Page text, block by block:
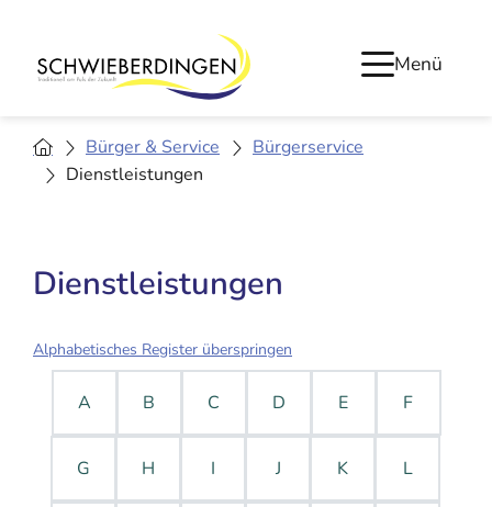
Menü
Bürger & Service
Bürgerservice
Dienstleistungen
Dienstleistungen
Alphabetisches Register überspringen
A B C D E F
G H I J K L